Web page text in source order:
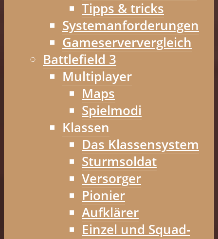
Tipps & tricks
Systemanforderungen
Gameserververgleich
Battlefield 3
Multiplayer
Maps
Spielmodi
Klassen
Das Klassensystem
Sturmsoldat
Versorger
Pionier
Aufklärer
Einzel und Squad-